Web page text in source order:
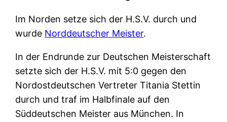
Im Norden setze sich der H.S.V. durch und
wurde Norddeutscher Meister.
In der Endrunde zur Deutschen Meisterschaft
setzte sich der H.S.V. mit 5:0 gegen den
Nordostdeutschen Vertreter Titania Stettin
durch und traf im Halbfinale auf den
Süddeutschen Meister aus München. In